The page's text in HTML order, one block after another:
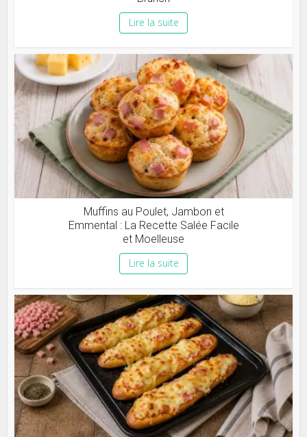
Lire la suite
Muffins au Poulet, Jambon et
Emmental : La Recette Salée Facile
et Moelleuse
Lire la suite